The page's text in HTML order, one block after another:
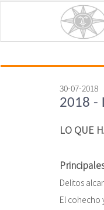
30-07-2018
2018 -
LO QUE
Delitos
El cohecho